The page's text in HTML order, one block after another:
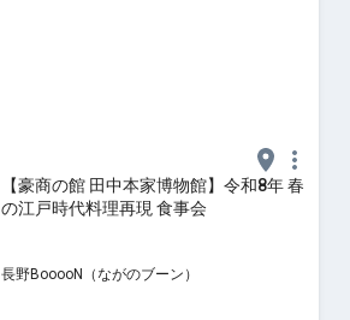
【豪商の館 田中本家博物館】令和8年 春
の江戸時代料理再現 食事会
長野BooooN（ながのブーン）